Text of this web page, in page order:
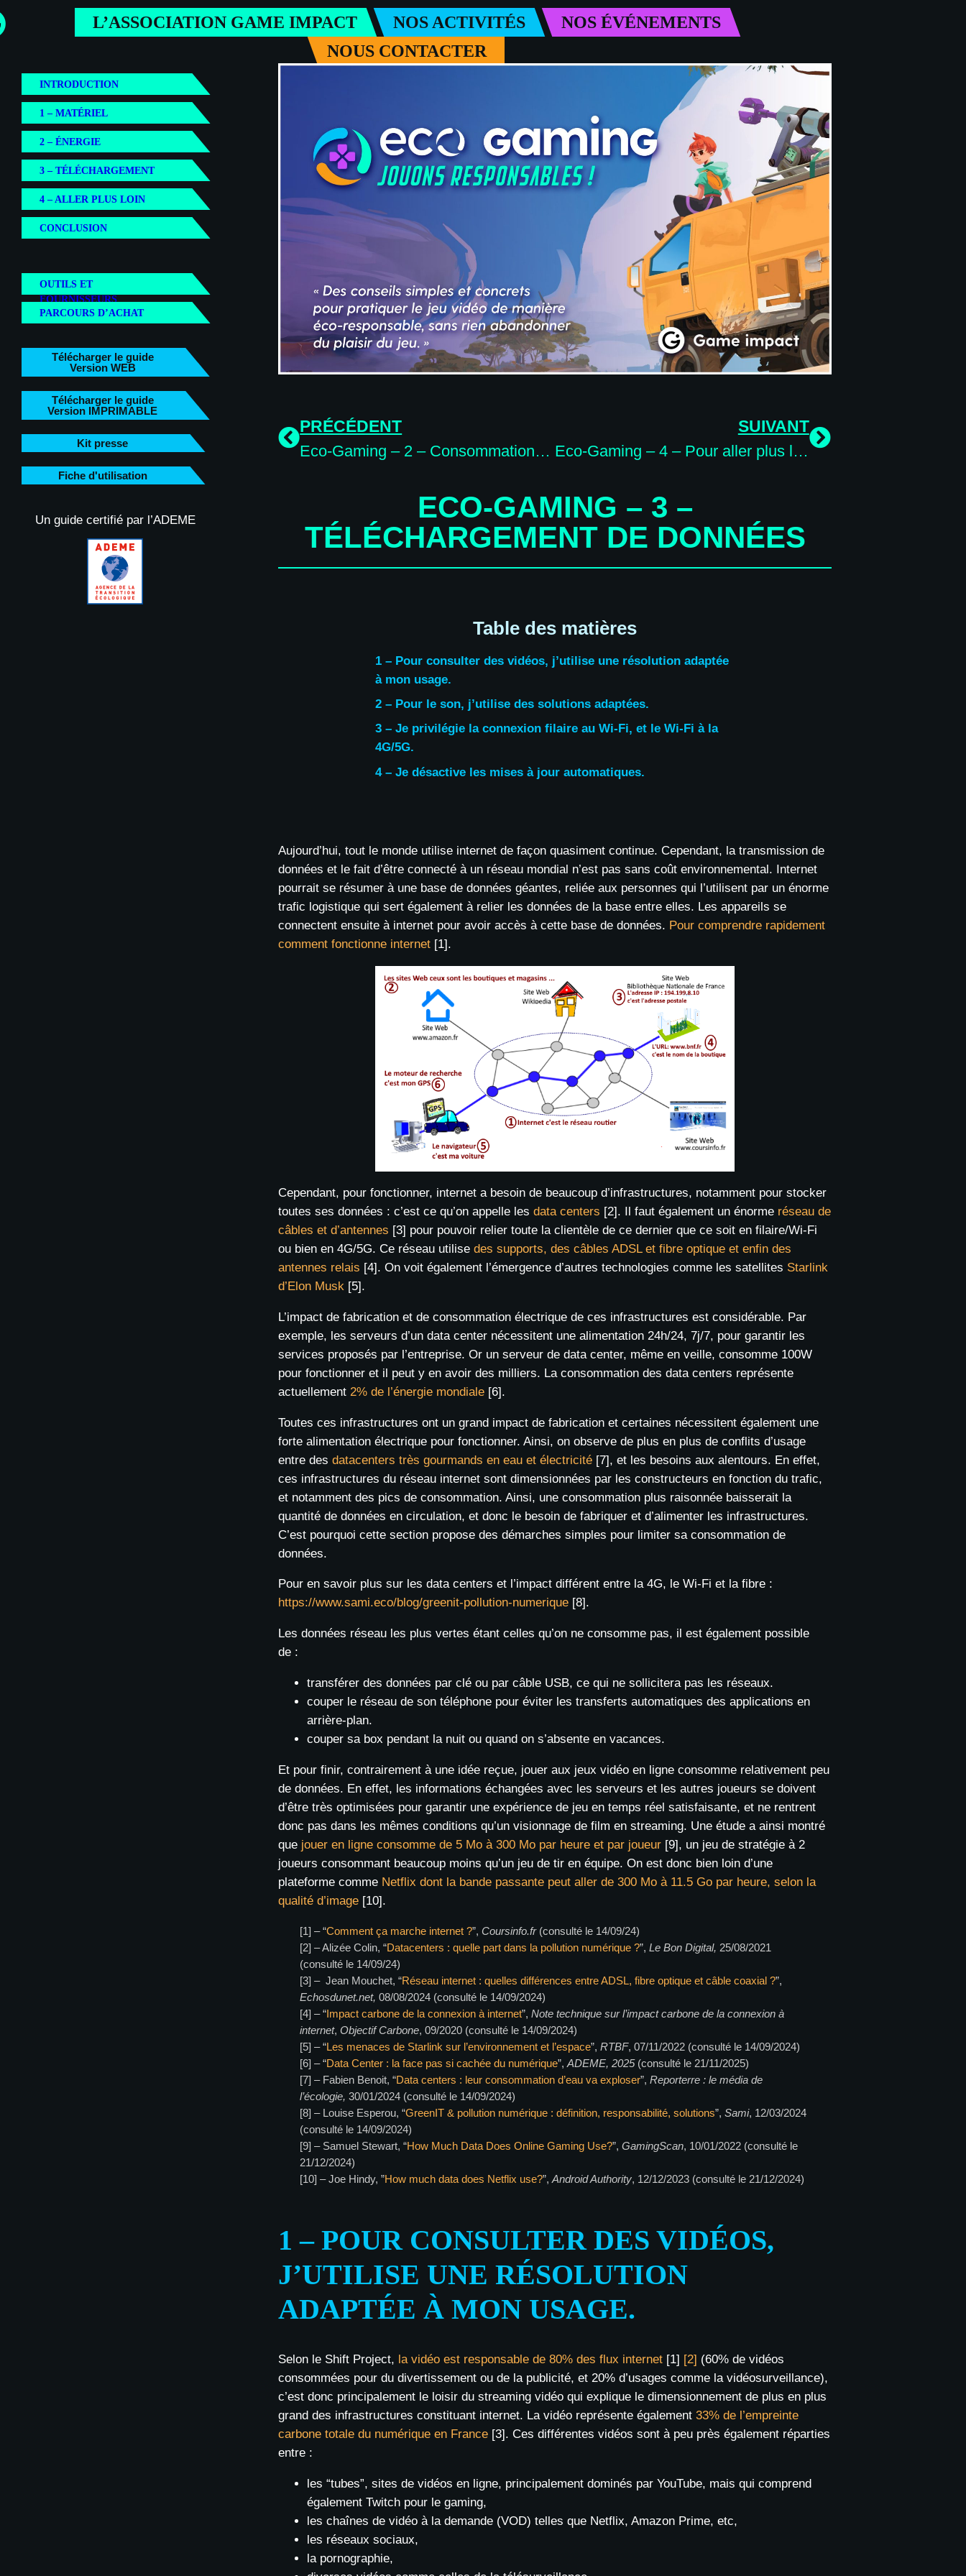
L’ASSOCIATION GAME IMPACT NOS ACTIVITÉS
NOS ÉVÉNEMENTS
NOUS CONTACTER
INTRODUCTION
1 – MATÉRIEL
2 – ÉNERGIE
3 – TÉLÉCHARGEMENT
4 – ALLER PLUS LOIN
CONCLUSION
OUTILS ET
FOURNISSEURS
PARCOURS D’ACHAT
Télécharger le guide
Version WEB
Télécharger le guide
Version IMPRIMABLE
Kit presse
Fiche d'utilisation
Un guide certifié par l’ADEME
PRÉCÉDENT
Eco-Gaming – 2 – Consommation énergétique
SUIVANT
Eco-Gaming – 4 – Pour aller plus loin
ECO-GAMING – 3 –
TÉLÉCHARGEMENT DE DONNÉES
Table des matières
1 – Pour consulter des vidéos, j’utilise une résolution adaptée
à mon usage.
2 – Pour le son, j’utilise des solutions adaptées.
3 – Je privilégie la connexion filaire au Wi-Fi, et le Wi-Fi à la
4G/5G.
4 – Je désactive les mises à jour automatiques.
Aujourd’hui, tout le monde utilise internet de façon quasiment continue. Cependant, la transmission de
données et le fait d’être connecté à un réseau mondial n’est pas sans coût environnemental. Internet
pourrait se résumer à une base de données géantes, reliée aux personnes qui l’utilisent par un énorme
trafic logistique qui sert également à relier les données de la base entre elles. Les appareils se
connectent ensuite à internet pour avoir accès à cette base de données. Pour comprendre rapidement
comment fonctionne internet [1].
Cependant, pour fonctionner, internet a besoin de beaucoup d’infrastructures, notamment pour stocker
toutes ses données : c’est ce qu’on appelle lesdata centers [2]. Il faut également un énorme réseau de
câbles et d’antennes [3] pour pouvoir relier toute la clientèle de ce dernier que ce soit en filaire/Wi-Fi
ou bien en 4G/5G. Ce réseau utilisedes supports, des câbles ADSL et fibre optique et enfin des
antennes relais [4]. On voit également l’émergence d’autres technologies comme les satellites Starlink
d’Elon Musk [5].
L’impact de fabrication et de consommation électrique de ces infrastructures est considérable. Par
exemple, les serveurs d’un data center nécessitent une alimentation 24h/24, 7j/7, pour garantir les
services proposés par l’entreprise. Or un serveur de data center, même en veille, consomme 100W
pour fonctionner et il peut y en avoir des milliers. La consommation des data centers représente
actuellement2% de l’énergie mondiale [6].
Toutes ces infrastructures ont un grand impact de fabrication et certaines nécessitent également une
forte alimentation électrique pour fonctionner. Ainsi, on observe de plus en plus de conflits d’usage
entre desdatacenters très gourmands en eau et électricité [7], et les besoins aux alentours. En effet,
ces infrastructures du réseau internet sont dimensionnées par les constructeurs en fonction du trafic,
et notamment des pics de consommation. Ainsi, une consommation plus raisonnée baisserait la
quantité de données en circulation, et donc le besoin de fabriquer et d’alimenter les infrastructures.
C’est pourquoi cette section propose des démarches simples pour limiter sa consommation de
données.
Pour en savoir plus sur les data centers et l’impact différent entre la 4G, le Wi-Fi et la fibre :
https://www.sami.eco/blog/greenit-pollution-numerique [8].
Les données réseau les plus vertes étant celles qu’on ne consomme pas, il est également possible
de :
transférer des données par clé ou par câble USB, ce qui ne sollicitera pas les réseaux.
couper le réseau de son téléphone pour éviter les transferts automatiques des applications en
arrière-plan.
couper sa box pendant la nuit ou quand on s’absente en vacances.
Et pour finir, contrairement à une idée reçue, jouer aux jeux vidéo en ligne consomme relativement peu
de données. En effet, les informations échangées avec les serveurs et les autres joueurs se doivent
d’être très optimisées pour garantir une expérience de jeu en temps réel satisfaisante, et ne rentrent
donc pas dans les mêmes conditions qu’un visionnage de film en streaming. Une étude a ainsi montré
que jouer en ligne consomme de 5 Mo à 300 Mo par heure et par joueur [9], un jeu de stratégie à 2
joueurs consommant beaucoup moins qu’un jeu de tir en équipe. On est donc bien loin d’une
plateforme comme Netflix dont la bande passante peut aller de 300 Mo à 11.5 Go par heure, selon la
qualité d’image [10].
[1] – “Comment ça marche internet ?”,Coursinfo.fr (consulté le 14/09/24)
[2] – Alizée Colin, “Datacenters : quelle part dans la pollution numérique ?”,Le Bon Digital, 25/08/2021
(consulté le 14/09/24)
[3] – Jean Mouchet, “Réseau internet : quelles différences entre ADSL, fibre optique et câble coaxial ?”,
Echosdunet.net,08/08/2024 (consulté le 14/09/2024)
[4] – “Impact carbone de la connexion à internet”,Note technique sur l’impact carbone de la connexion à
internet,Objectif Carbone, 09/2020 (consulté le 14/09/2024)
[5] – “Les menaces de Starlink sur l’environnement et l’espace”,RTBF, 07/11/2022 (consulté le 14/09/2024)
[6] – “Data Center : la face pas si cachée du numérique”,ADEME, 2025 (consulté le 21/11/2025)
[7] – Fabien Benoit, “Data centers : leur consommation d’eau va exploser”,Reporterre : le média de
l’écologie,30/01/2024 (consulté le 14/09/2024)
[8] – Louise Esperou, “GreenIT & pollution numérique : définition, responsabilité, solutions”,Sami, 12/03/2024
(consulté le 14/09/2024)
[9] – Samuel Stewart, “How Much Data Does Online Gaming Use?”,GamingScan, 10/01/2022 (consulté le
21/12/2024)
[10] – Joe Hindy, ”How much data does Netflix use?”,Android Authority, 12/12/2023 (consulté le 21/12/2024)
1 – POUR CONSULTER DES VIDÉOS,
J’UTILISE UNE RÉSOLUTION
ADAPTÉE À MON USAGE.
Selon le Shift Project, la vidéo est responsable de 80% des flux internet [1] [2] (60% de vidéos
consommées pour du divertissement ou de la publicité, et 20% d’usages comme la vidéosurveillance),
c’est donc principalement le loisir du streaming vidéo qui explique le dimensionnement de plus en plus
grand des infrastructures constituant internet. La vidéo représente également33% de l’empreinte
carbone totale du numérique en France [3]. Ces différentes vidéos sont à peu près également réparties
entre :
les “tubes”, sites de vidéos en ligne, principalement dominés par YouTube, mais qui comprend
également Twitch pour le gaming,
les chaînes de vidéo à la demande (VOD) telles que Netflix, Amazon Prime, etc,
les réseaux sociaux,
la pornographie,